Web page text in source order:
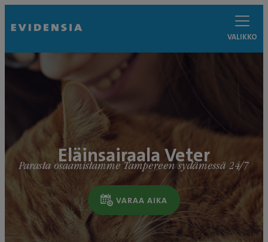
VALIKKO
Eläinsairaala Veter
Parasta osaamistamme Tampereen sydämessä 24/7
VARAA AIKA